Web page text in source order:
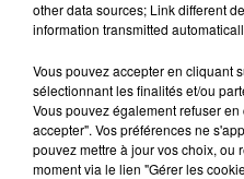
BASKET : LA CHORALE
LOIRE
other data sources; Link different
information transmitted
Vous pouvez accepter en cliquant
sélectionnant les finalités et/ou
Vous pouvez également refuser
accepter". Vos préférences ne
pouvez mettre à jour vos choix, ou
moment via le lien "Gérer les